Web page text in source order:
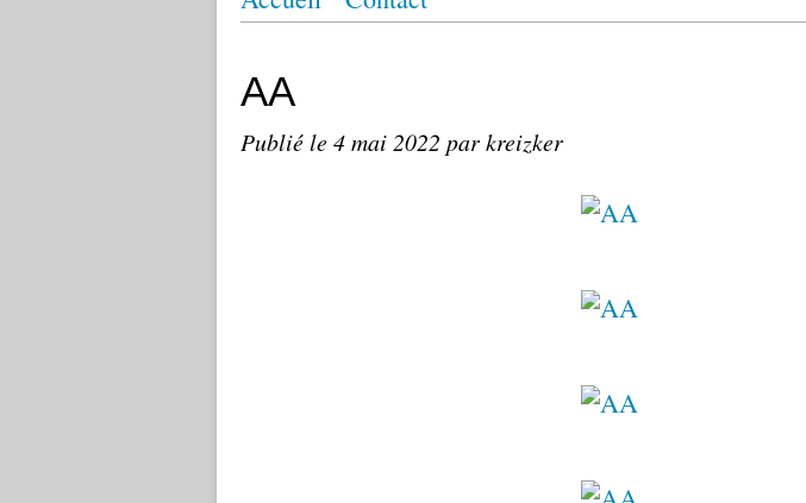
AA
Publié le 4 mai 2022 par kreizker